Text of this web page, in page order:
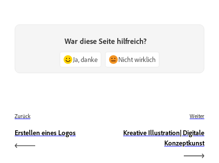
War diese Seite hilfreich?
Ja, danke Nicht wirklich
Zurück
Erstellen eines Logos
Weiter
Kreative Illustration| Digitale
Konzeptkunst